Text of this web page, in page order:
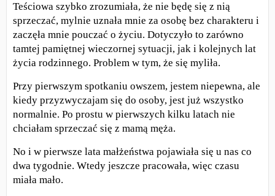
Teściowa szybko zrozumiała, że nie będę się z nią
sprzeczać, mylnie uznała mnie za osobę bez charakteru i
zaczęła mnie pouczać o życiu. Dotyczyło to zarówno
tamtej pamiętnej wieczornej sytuacji, jak i kolejnych lat
życia rodzinnego. Problem w tym, że się myliła.
Przy pierwszym spotkaniu owszem, jestem niepewna, ale
kiedy przyzwyczajam się do osoby, jest już wszystko
normalnie. Po prostu w pierwszych kilku latach nie
chciałam sprzeczać się z mamą męża.
No i w pierwsze lata małżeństwa pojawiała się u nas co
dwa tygodnie. Wtedy jeszcze pracowała, więc czasu
miała mało.